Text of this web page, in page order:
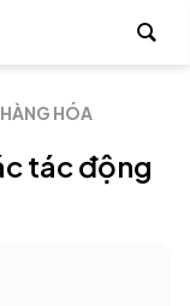
HÀNG HÓA
tác động